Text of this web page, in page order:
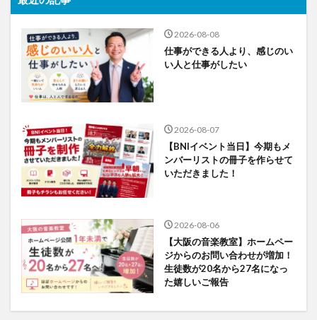
2026-08-08
仕事ができる人より、感じのい
い人と仕事がしたい
2026-08-07
【BNIイベント当日】今期もメ
ンバーリストの冊子を作らせて
いただきました！
2026-08-06
【大阪の音楽教室】ホームペー
ジからのお問い合わせが増加！
生徒数が20名から27名になっ
た嬉しいご報告